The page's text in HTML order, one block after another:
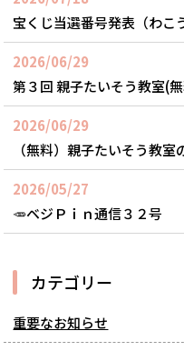
宝くじ当選番号発表（わこ
2026/06/29
第３回 親子たいそう教室(
2026/06/29
（無料）親子たいそう教室
2026/05/27
🥕ベジＰｉｎ通信３２号
カテゴリー
重要なお知らせ